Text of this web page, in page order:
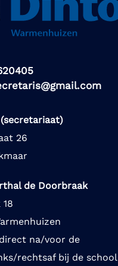
26
de Doorbraak
na/voor de
rechtsaf bij de school